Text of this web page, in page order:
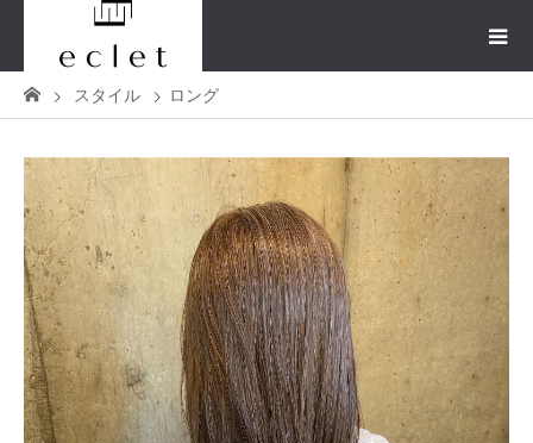
スタイル ロング